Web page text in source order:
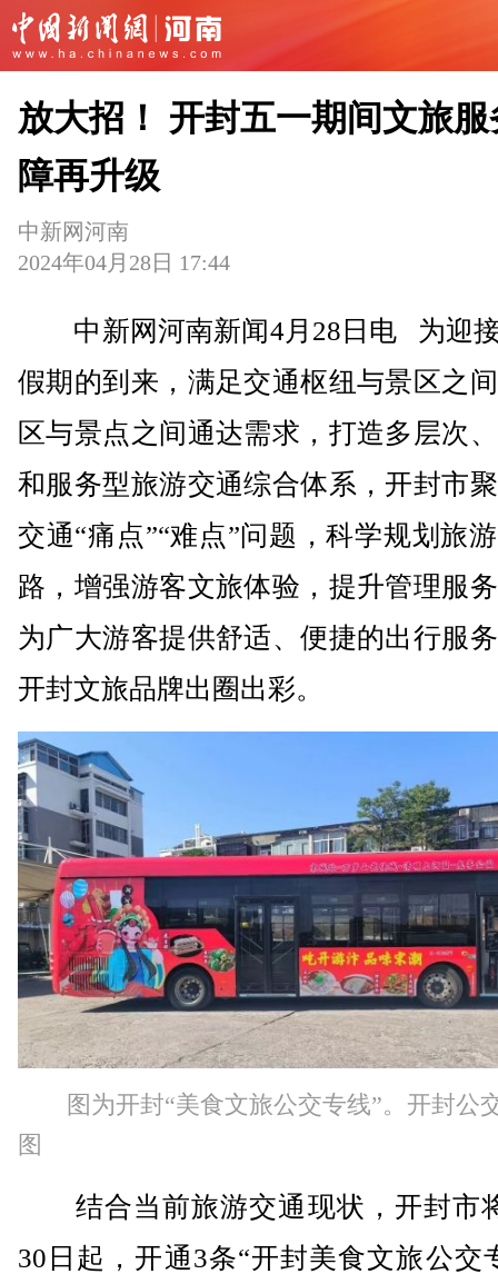
放大招！ 开封五一期间文旅
障再升级
中新网河南
2024年04月28日 17:44
中新网河南新闻4月28日电 为迎接
假期的到来，满足交通枢纽与景区之
区与景点之间通达需求，打造多层次
和服务型旅游交通综合体系，开封市
交通“痛点”“难点”问题，科学规划旅
路，增强游客文旅体验，提升管理服
为广大游客提供舒适、便捷的出行服
开封文旅品牌出圈出彩。
图为开封“美食文旅公交专线”。开封公
图
结合当前旅游交通现状，开封市
30日起，开通3条“开封美食文旅公交